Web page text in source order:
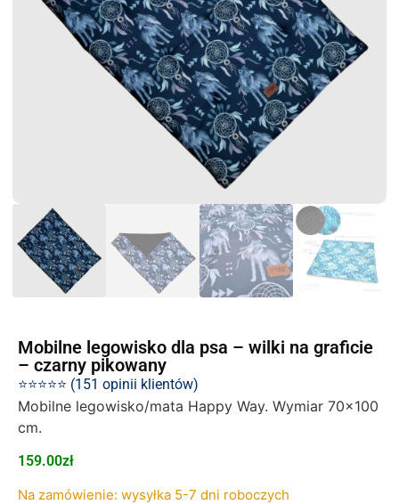
Mobilne legowisko dla psa – wilki na graficie
– czarny pikowany
⭐⭐⭐⭐⭐ (151 opinii klientów)
Mobilne legowisko/mata Happy Way. Wymiar 70×100
cm.
159.00zł
Na zamówienie: wysyłka 5-7 dni roboczych